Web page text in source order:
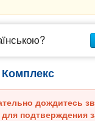
дождитесь
подтверждения